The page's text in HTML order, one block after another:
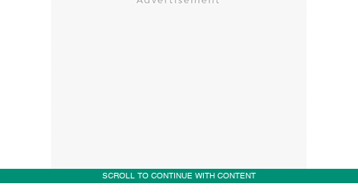
SCROLL TO CONTINUE WITH CONTENT